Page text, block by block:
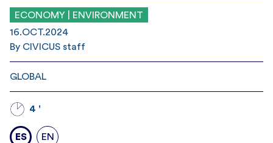
ECONOMY | ENVIRONMENT
16.OCT.2024
By CIVICUS staff
GLOBAL
4 '
ES EN